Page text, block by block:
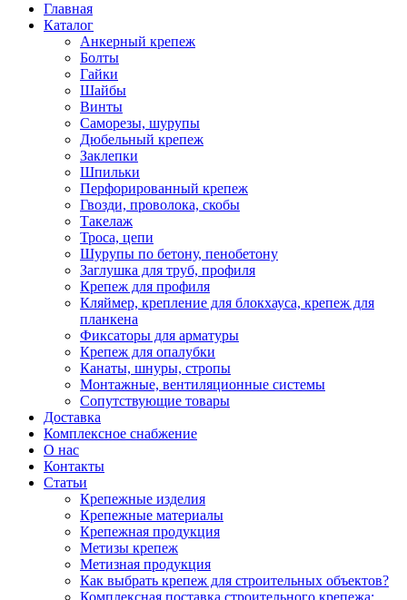
Главная
Каталог
Анкерный крепеж
Болты
Гайки
Шайбы
Винты
Саморезы, шурупы
Дюбельный крепеж
Заклепки
Шпильки
Перфорированный крепеж
Гвозди, проволока, скобы
Такелаж
Троса, цепи
Шурупы по бетону, пенобетону
Заглушка для труб, профиля
Крепеж для профиля
Кляймер, крепление для блокхауса, крепеж для
планкена
Фиксаторы для арматуры
Крепеж для опалубки
Канаты, шнуры, стропы
Монтажные, вентиляционные системы
Сопутствующие товары
Доставка
Комплексное снабжение
О нас
Контакты
Статьи
Крепежные изделия
Крепежные материалы
Крепежная продукция
Метизы крепеж
Метизная продукция
Как выбрать крепеж для строительных объектов?
Комплексная поставка строительного крепежа: